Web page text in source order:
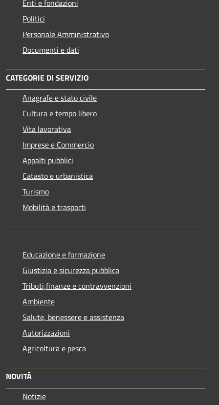
Enti e fondazioni
Politici
Personale Amministrativo
Documenti e dati
CATEGORIE DI SERVIZIO
Anagrafe e stato civile
Cultura e tempo libero
Vita lavorativa
Imprese e Commercio
Appalti pubblici
Catasto e urbanistica
Turismo
Mobilità e trasporti
Educazione e formazione
Giustizia e sicurezza pubblica
Tributi,finanze e contravvenzioni
Ambiente
Salute, benessere e assistenza
Autorizzazioni
Agricoltura e pesca
NOVITÀ
Notizie